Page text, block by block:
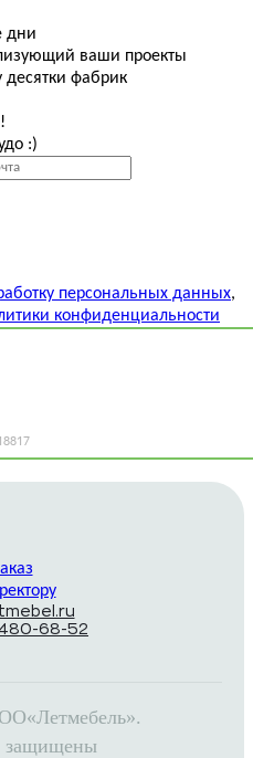
дни
ваши проекты
десятки фабрик
:)
персональных данных,
конфиденциальности
68-52
защищены